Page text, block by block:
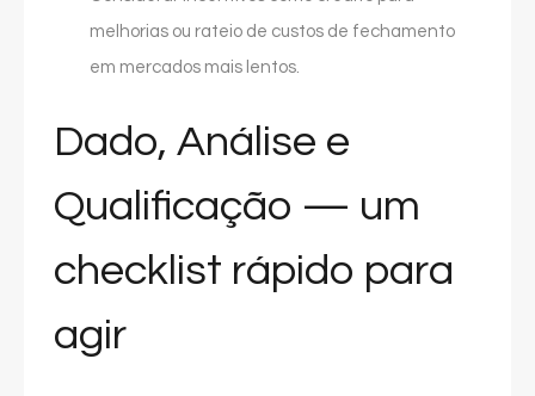
melhorias ou rateio de custos de fechamento
em mercados mais lentos.
Dado, Análise e
Qualificação — um
checklist rápido para
agir